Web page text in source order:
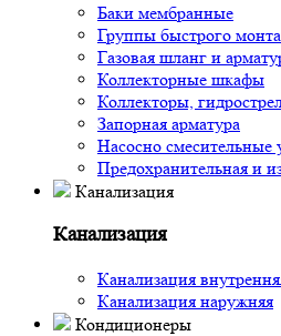
Баки мембранные
Группы быстрого
Газовая шланг и
Коллекторные шкафы
Коллекторы,
Запорная арматура
Насосно смесительные
Предохранительная и
Канализация
Канализация
Канализация
Канализация наружняя
Кондиционеры